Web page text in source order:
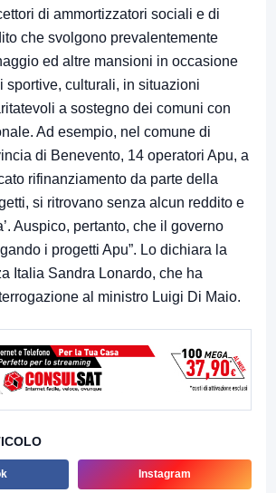
di ammortizzatori sociali e di
che svolgono prevalentemente
ed altre mansioni in occasione
sportive, culturali, in situazioni
a sostegno dei comuni con
Ad esempio, nel comune di
di Benevento, 14 operatori Apu, a
rifinanziamento da parte della
si ritrovano senza alcun reddito e
Auspico, pertanto, che il governo
i progetti Apu”. Lo dichiara la
Italia Sandra Lonardo, che ha
al ministro Luigi Di Maio.
Instagram